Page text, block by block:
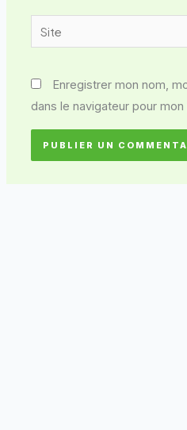
Enregistrer mon nom,
dans le navigateur pour